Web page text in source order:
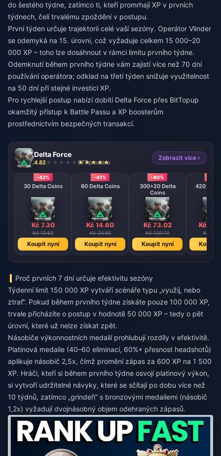
do šestého týdne, zatímco ti, kteří promrhají XP v prvních
týdnech, čelí trvalému zpoždění v postupu.
První týden určuje trajektorii celé vaší sezóny. Operátor Vlinder
se odemyká na 15. úrovni, což vyžaduje celkem 15 000–20
000 XP – toho lze dosáhnout v rámci limitu prvního týdne.
Odemknutí během prvního týdne vám zajistí více než 70 dní
používání operátora; odklad na třetí týden snižuje využitelnost
na 50 dní při stejné investici XP.
Pro rychlejší postup nabízídobití Delta Force přes BitTopup
okamžitý přístup k Battle Passu a XP boosterům
prostřednictvím bezpečných transakcí.
Delta Force
4.82 877 prodáno
Zobrazit více ›
-42%
30 Delta Coins
Kč 7.30
Kč 12.63
Koupit nyní
-41%
60 Delta Coins
Kč 14.60
Kč 24.80
Koupit nyní
-40%
300+20 Delta
Coins
Kč 73.02
Kč 120.70
Koupit nyní
420 + 40
Kč
Kč
Koupit
Proč prvních 7 dní určuje efektivitu sezóny
Týdenní limit 150 000 XP vytváří scénáře typu „využij, nebo
ztrať“. Pokud během prvního týdne získáte pouze 100 000 XP,
trvale přicházíte o postup v hodnotě 50 000 XP – tedy o pět
úrovní, které už nelze získat zpět.
Násobiče výkonnostních medailí prohlubují rozdíly v efektivitě.
Platinová medaile (40–60 eliminací, 60%+ přesnost headshotů)
aplikuje násobič 2,5x, čímž promění zápas za 600 XP na 1 500
XP. Hráči, kteří si během prvního týdne osvojí platinový výkon,
si vytvoří udržitelné návyky, které se sčítají po dobu více než
10 týdnů, zatímco „grindeři“ s bronzovými medailemi (násobič
1,2x) vyžadují dvojnásobný objem odehraných zápasů.